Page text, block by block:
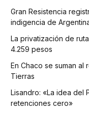
Gran Resistencia
indigencia de
La privatización de
4.259 pesos
En Chaco se suman
Tierras
Lisandro: «La idea del
retenciones cero»